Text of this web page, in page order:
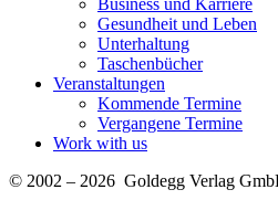
Gesundheit und Leben
Unterhaltung
Taschenbücher
Veranstaltungen
Kommende Termine
Vergangene Termine
Work with us
© 2002 – 2026 Goldegg Verlag